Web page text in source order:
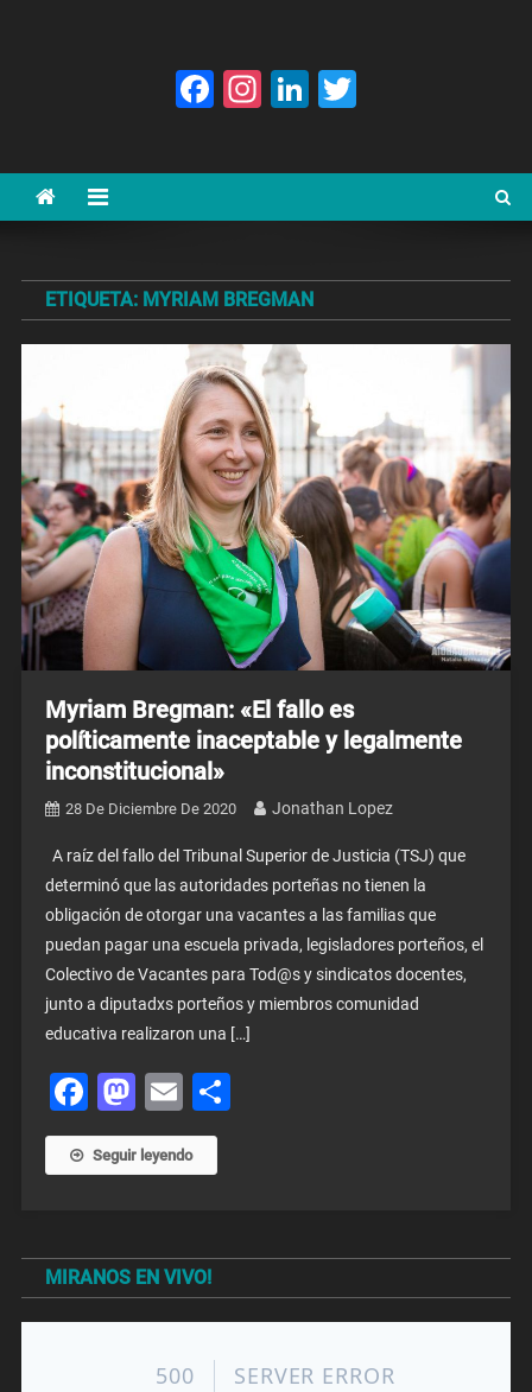
Facebook
Instagram
LinkedIn
ETIQUETA: MYRIAM BREGMAN
Myriam Bregman: «El fallo es
políticamente inaceptable y legalmente
inconstitucional»
28 De Diciembre De 2020 Jonathan Lopez
A raíz del fallo del Tribunal Superior de Justicia (TSJ) que
determinó que las autoridades porteñas no tienen la
obligación de otorgar una vacantes a las familias que
puedan pagar una escuela privada, legisladores porteños, el
Colectivo de Vacantes para Tod@s y sindicatos docentes,
junto a diputadxs porteños y miembros comunidad
educativa realizaron una […]
Facebook
Mastodon
EmailShare
Seguir leyendo
MIRANOS EN VIVO!